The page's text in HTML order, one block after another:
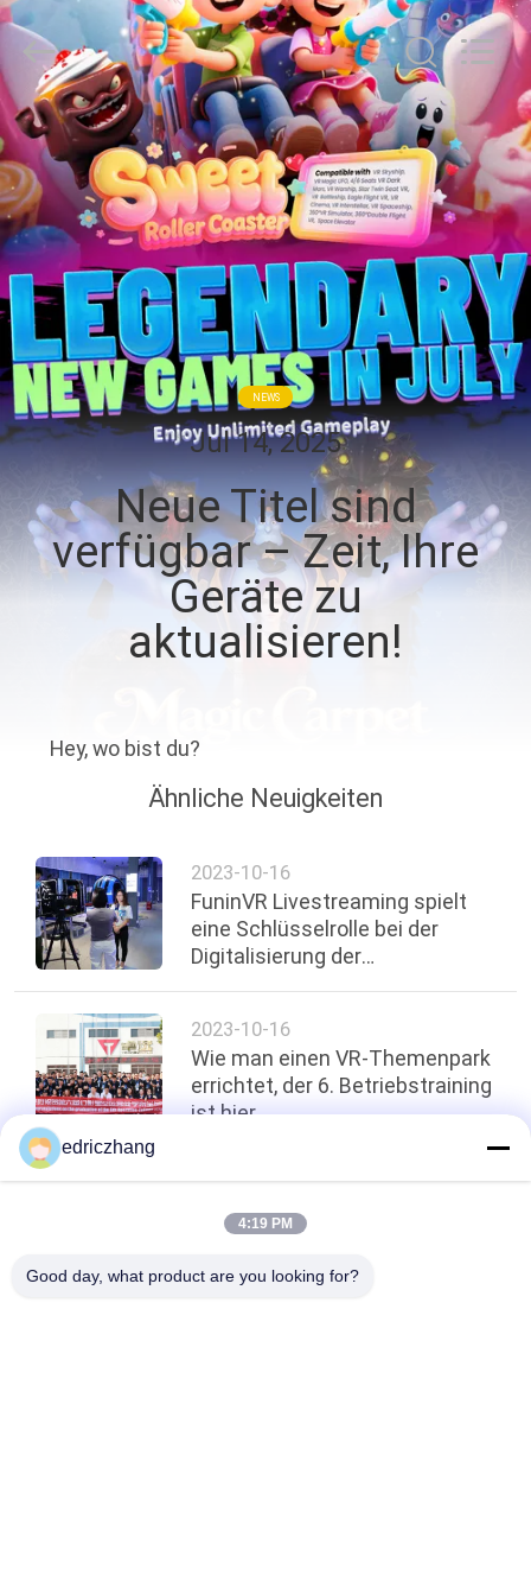
HEIM
PRODUKTE
VR
SHOW
ÜBER
UNS
FABRIK-
TOUR
QUALITÄTSKONTROLLE
UNS
NACHRICHTEN
FÄLLE
SITEMAP
PRIVACY
POLICY
2026
Zhuoyuan
Co.,Ltd.
Rights
Reserved.
NEWS
Jul 14, 2025
Neue Titel sind
verfügbar – Zeit, Ihre
Geräte zu
aktualisieren!
Hey, wo bist du?
Ähnliche Neuigkeiten
2023-10-16
FuninVR Livestreaming spielt
eine Schlüsselrolle bei der
Digitalisierung der
2023-10-16
Wie man einen VR-Themenpark
errichtet, der 6. Betriebstraining
ist hier
oben
edriczhang
4:19 PM
Good day, what product are you looking for?